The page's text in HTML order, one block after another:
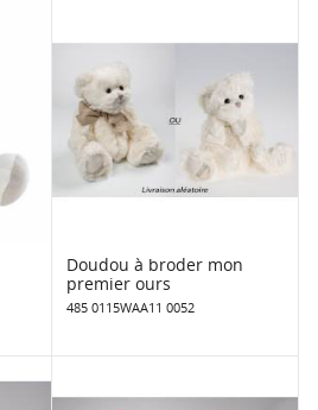
Doudou à broder mon
premier ours
485 0115WAA11 0052